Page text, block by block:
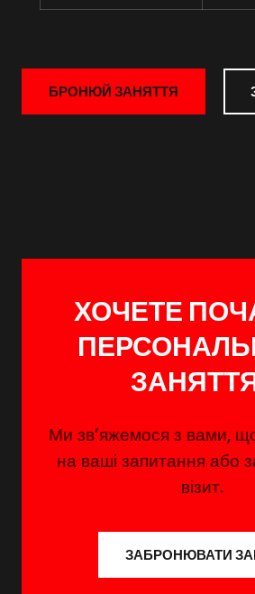
БРОНЮЙ ЗАНЯТТЯ
ХОЧЕТЕ
Ми зв’яжемося з вами,
на ваші запитання або
візит.
ЗАБРОНЮВАТИ